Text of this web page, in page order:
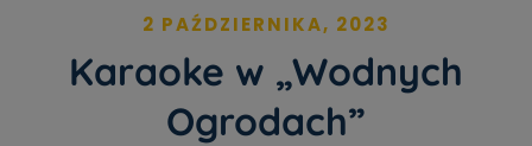
2 PAŹDZIERNIKA, 2023
Karaoke w „Wodnych
Ogrodach”